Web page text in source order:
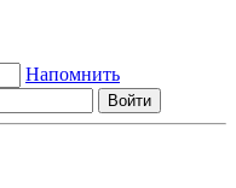
Напомнить